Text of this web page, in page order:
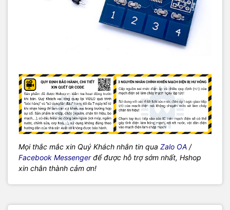
Mọi thắc mắc xin Quý Khách nhắn tin qua Zalo OA /
Facebook Messengerđể được hỗ trợ sớm nhất, Hshop
xin chân thành cảm ơn!